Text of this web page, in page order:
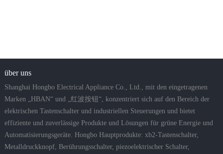
über uns
Shanghai Hongbo Electrical Appliance Co., Ltd., mit den eingetragenen
Marken „HBAN“ und „红波按钮“, konzentriert sich auf den Bereich der
elektrischen Tastenschalter und industriellen Steuerungen und bietet
effiziente und zuverlässige Produkte und Lösungen für grüne Energie und
Automatisierungsgeräte. Hongbo Hauptprodukte: xb2-Tastenschalter,
Metalldruckknopf, Berührungsschalter, piezoelektrischer Schalter,